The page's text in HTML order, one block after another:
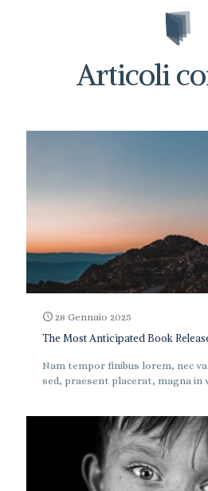
Articoli
28 Gennaio 2025
The Most Anticipated Book
Nam tempor finibus lorem, nec
sed, praesent placerat, magna in